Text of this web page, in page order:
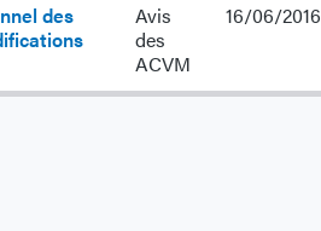
des
Avis
des
ACVM
16/06/2016